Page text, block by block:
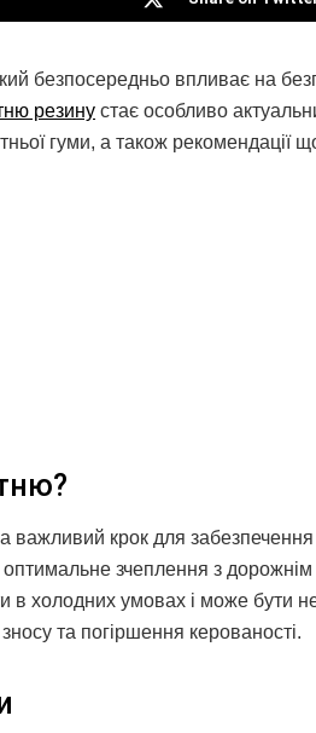
безпосередньо впливає на
резину стає особливо
гуми, а також рекомендації
крок для забезпечення
зчеплення з
холодних умовах і може бути
та погіршення керованості.